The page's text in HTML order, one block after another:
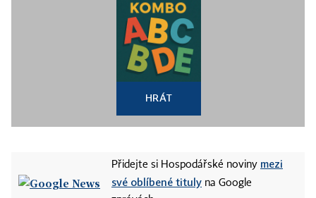
HRÁT
Přidejte si Hospodářské noviny mezi
své oblíbené tituly na Google